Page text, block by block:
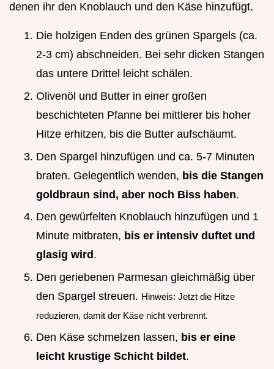
denen ihr den Knoblauch und den Käse hinzufügt.
Die holzigen Enden des grünen Spargels (ca.
2-3 cm) abschneiden. Bei sehr dicken Stangen
das untere Drittel leicht schälen.
Olivenöl und Butter in einer großen
beschichteten Pfanne bei mittlerer bis hoher
Hitze erhitzen, bis die Butter aufschäumt.
Den Spargel hinzufügen und ca. 5-7 Minuten
braten. Gelegentlich wenden, bis die Stangen
goldbraun sind, aber noch Biss haben.
Den gewürfelten Knoblauch hinzufügen und 1
Minute mitbraten, bis er intensiv duftet und
glasig wird .
Den geriebenen Parmesan gleichmäßig über
den Spargel streuen. Hinweis: Jetzt die Hitze
reduzieren, damit der Käse nicht verbrennt.
Den Käse schmelzen lassen, bis er eine
leicht krustige Schicht bildet.